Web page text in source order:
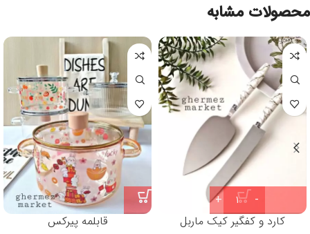
محصولات مشابه
کارد و کفگیر کیک ماربل
قابلمه پیرکس